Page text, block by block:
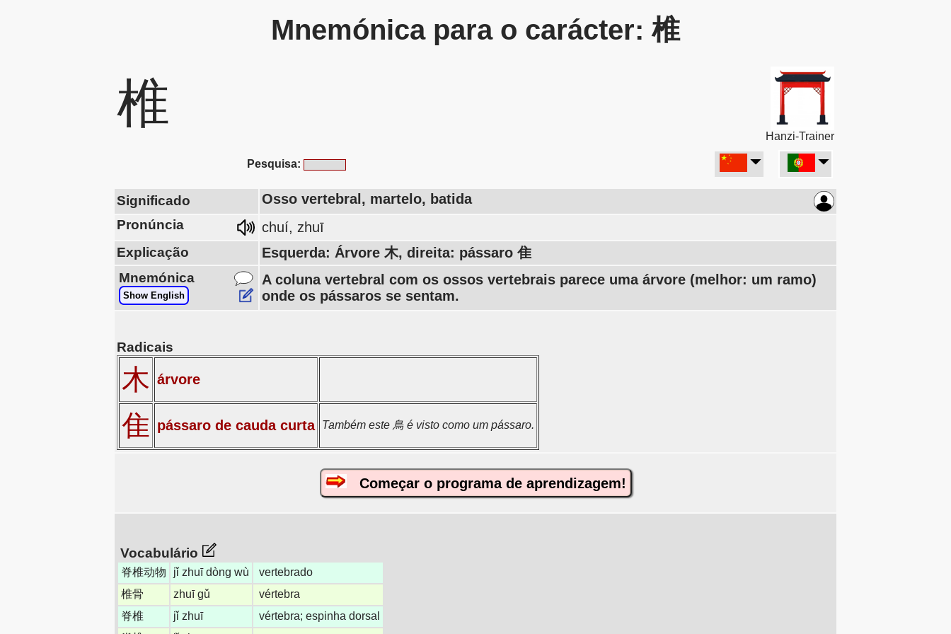
Mnemónica para o carácter: 椎
椎
Hanzi-Trainer
Pesquisa:
Significado Osso vertebral, martelo, batida
Pronúncia chuí, zhuī
Explicação Esquerda: Árvore 木, direita: pássaro 隹
Mnemónica
Show English
A coluna vertebral com os ossos vertebrais parece uma árvore (melhor: um ramo)
onde os pássaros se sentam.
Radicais
木 árvore
隹 pássaro de cauda curta Também este 鳥 é visto como um pássaro.
Começar o programa de aprendizagem!
Vocabulário
脊椎动物 jǐ zhuī dòng wù
vertebrado
椎骨
zhuī gǔ
vértebra
脊椎
jǐ zhuī
vértebra; espinha dorsal